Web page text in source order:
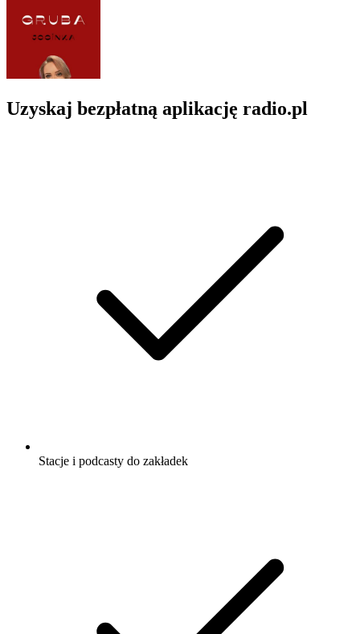
Uzyskaj bezpłatną aplikację radio.pl
Stacje i podcasty do zakładek